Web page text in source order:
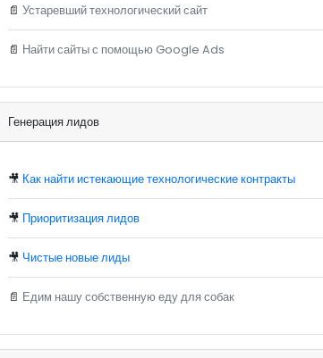
📄Устаревший технологический сайт
📄 Найти сайты с помощью Google Ads
Генерация лидов
🎥 Как найти истекающие технологические контракты
🎥 Приоритизация лидов
🎥 Чистые новые лиды
📄 Едим нашу собственную еду для собак